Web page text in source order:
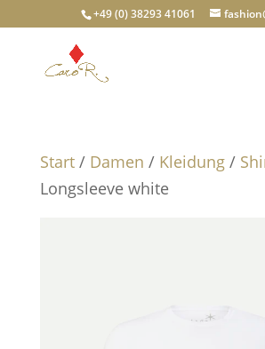
+49 (0) 38293 41061
Start/ Damen / Kleidung/
Longsleeve white